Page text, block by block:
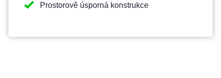
Prostorově úsporná konstrukce